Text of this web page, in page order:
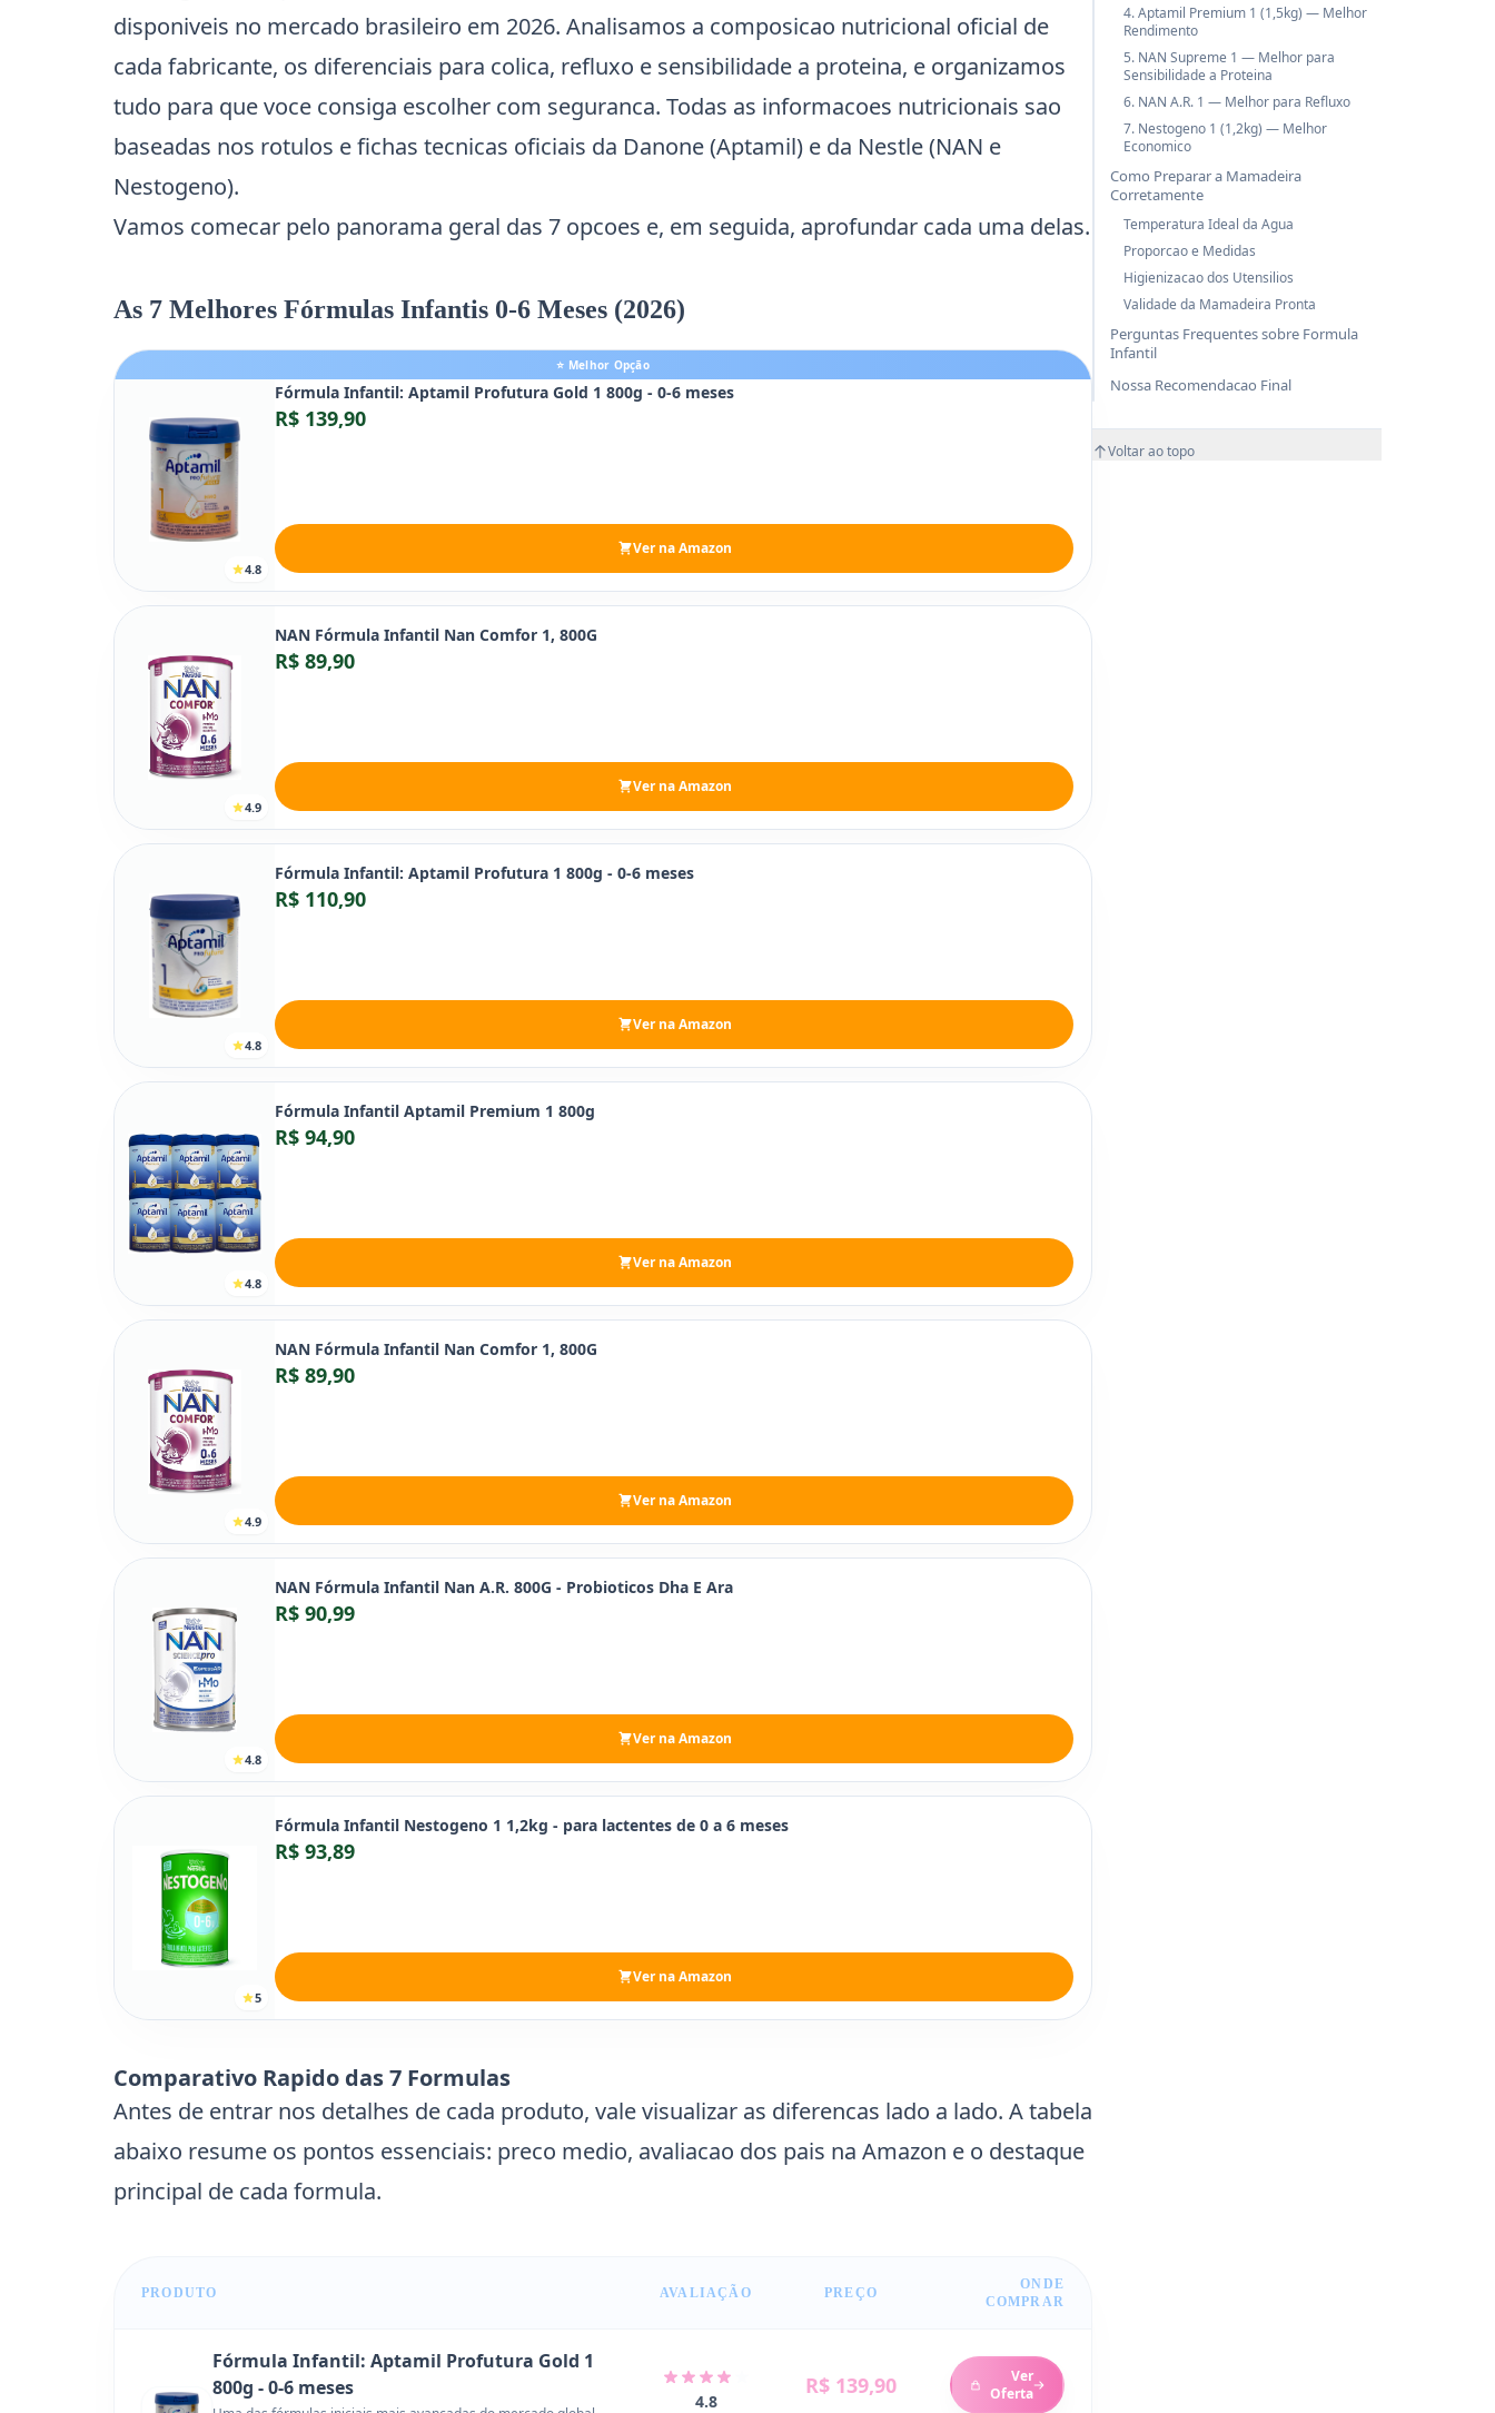
disponiveis no mercado brasileiro em 2026. Analisamos a composicao nutricional oficial de
cada fabricante, os diferenciais para colica, refluxo e sensibilidade a proteina, e organizamos
tudo para que voce consiga escolher com seguranca. Todas as informacoes nutricionais sao
baseadas nos rotulos e fichas tecnicas oficiais da Danone (Aptamil) e da Nestle (NAN e
Nestogeno).
Vamos comecar pelo panorama geral das 7 opcoes e, em seguida, aprofundar cada uma delas.
As 7 Melhores Fórmulas Infantis 0-6 Meses (2026)
⭐ Melhor Opção
4.8
Fórmula Infantil: Aptamil Profutura Gold 1 800g - 0-6 meses
R$ 139,90
Ver na Amazon
4.9
NAN Fórmula Infantil Nan Comfor 1, 800G
R$ 89,90
Ver na Amazon
4.8
Fórmula Infantil: Aptamil Profutura 1 800g - 0-6 meses
R$ 110,90
Ver na Amazon
4.8
Fórmula Infantil Aptamil Premium 1 800g
R$ 94,90
Ver na Amazon
4.9
NAN Fórmula Infantil Nan Comfor 1, 800G
R$ 89,90
Ver na Amazon
4.8
NAN Fórmula Infantil Nan A.R. 800G - Probioticos Dha E Ara
R$ 90,99
Ver na Amazon
5
Fórmula Infantil Nestogeno 1 1,2kg - para lactentes de 0 a 6 meses
R$ 93,89
Ver na Amazon
Comparativo Rapido das 7 Formulas
Antes de entrar nos detalhes de cada produto, vale visualizar as diferencas lado a lado. A tabela
abaixo resume os pontos essenciais: preco medio, avaliacao dos pais na Amazon e o destaque
principal de cada formula.
PRODUTO AVALIAÇÃO PREÇO
ONDE
COMPRAR
Fórmula Infantil: Aptamil Profutura Gold 1
800g - 0-6 meses
4.8
R$ 139,90
Ver
Oferta
4. Aptamil Premium 1 (1,5kg) — Melhor
Rendimento
5. NAN Supreme 1 — Melhor para
Sensibilidade a Proteina
6. NAN A.R. 1 — Melhor para Refluxo
7. Nestogeno 1 (1,2kg) — Melhor
Economico
Como Preparar a Mamadeira
Corretamente
Temperatura Ideal da Agua
Proporcao e Medidas
Higienizacao dos Utensilios
Validade da Mamadeira Pronta
Perguntas Frequentes sobre Formula
Infantil
Nossa Recomendacao Final
Voltar ao topo